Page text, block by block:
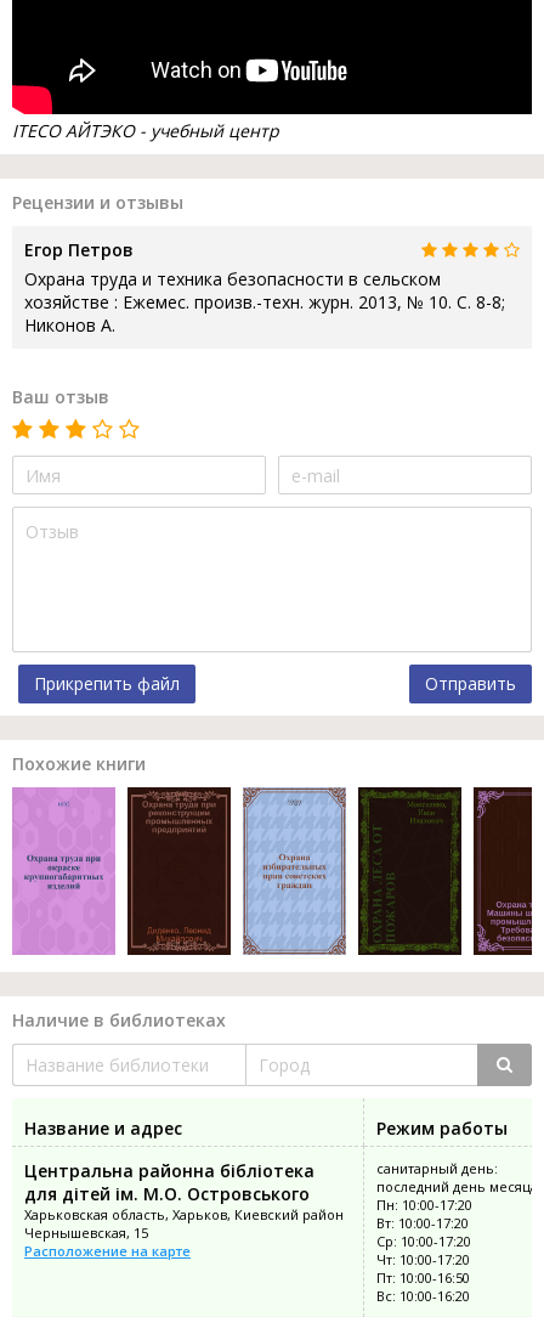
ITECO АЙТЭКО - учебный центр
Рецензии и отзывы
Егор Петров
Охрана труда и техника безопасности в сельском
хозяйстве : Ежемес. произв.-техн. журн. 2013, № 10. С. 8-8;
Никонов А.
Ваш отзыв
Прикрепить файл Отправить
Похожие книги
Наличие в библиотеках
Название и адрес
Режим работы
Центральна районна бібліотека
для дітей ім. М.О. Островського
Харьковская область, Харьков, Киевский район
Чернышевская, 15
Расположение на карте
санитарный день:
последний день месяца
Пн: 10:00-17:20
Вт: 10:00-17:20
Ср: 10:00-17:20
Чт: 10:00-17:20
Пт: 10:00-16:50
Вс: 10:00-16:20